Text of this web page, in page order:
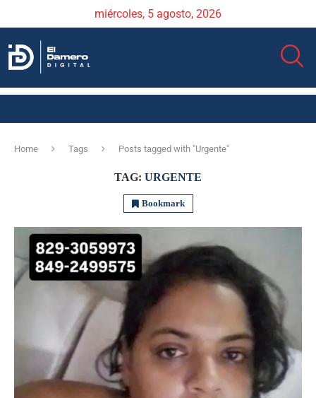
miércoles, 5 agosto, 2026
Home Tags Posts tagged with "Urgente"
TAG: URGENTE
Bookmark